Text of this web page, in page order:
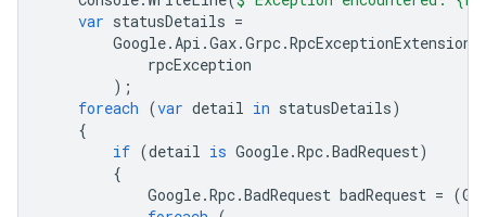
var statusDetails =
Google.Api .Gax.Grpc.RpcExceptionExtensions
rpcException
);
foreach (var detail in statusDetails)
{
if (detail is Google.Rpc.BadRequest)
{
Google.Rpc.BadRequest badRequest = (